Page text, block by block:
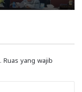
Ruas yang wajib